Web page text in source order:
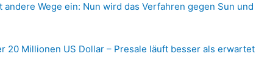
andere Wege ein: Nun wird das Verfahren gegen Sun
20 Millionen US Dollar – Presale läuft besser als erwartet